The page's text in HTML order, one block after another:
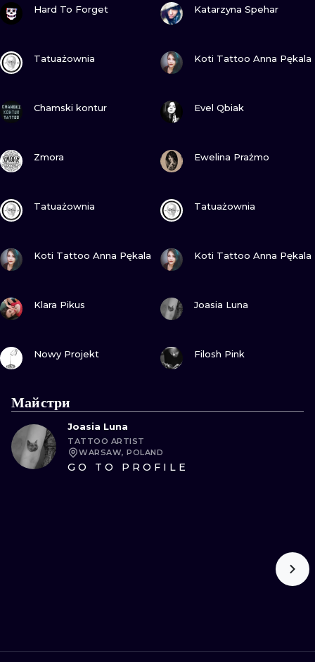
Hard To Forget Katarzyna Spehar
Tatuażownia Koti Tattoo Anna Pękala
Chamski kontur Evel Qbiak
Zmora Ewelina Prażmo
Tatuażownia Tatuażownia
Koti Tattoo Anna Pękala Koti Tattoo Anna Pękala
Klara Pikus Joasia Luna
Nowy Projekt Filosh Pink
Майстри
Joasia Luna
TATTOO ARTIST
WARSAW, POLAND
GO TO PROFILE